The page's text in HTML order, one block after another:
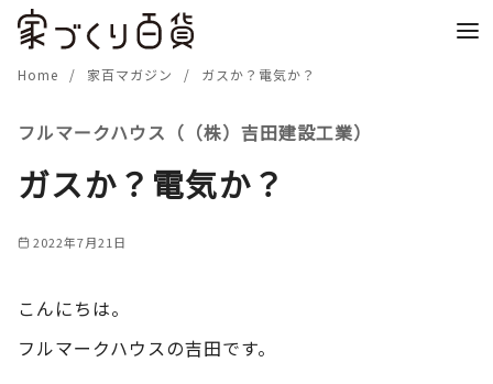
Home 家百マガジン ガスか？電気か？
フルマークハウス（（株）吉田建設工業）
ガスか？電気か？
2022年7月21日
こんにちは。
フルマークハウスの吉田です。